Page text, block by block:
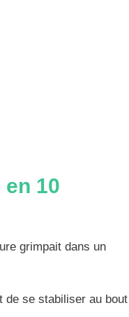
en 10
grimpait dans un
de se stabiliser au bout